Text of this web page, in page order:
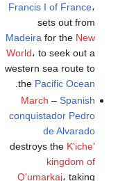
Francis I of France،
sets out from
Madeira for the New
World، to seek out a
western sea route to
the Pacific Ocean
March – Spanish
conquistador Pedro
de Alvarado
destroys the K'iche'
kingdom of
Q'umarkaj، taking